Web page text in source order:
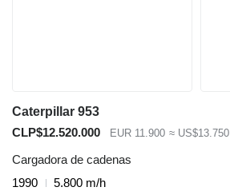
Caterpillar 953
CLP$12.520.000
EUR 11.900 ≈ US$13.750
Cargadora de cadenas
1990
5.800 m/h